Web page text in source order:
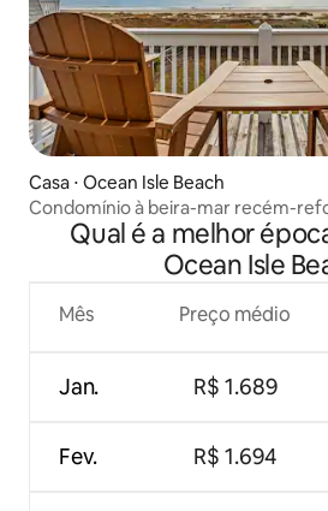
Casa ⋅ Ocean Isle Beach
Condomínio à beira-mar recém-
6 vagasQual é a melhor
Ocean Isle
Mês
Jan.
Fev.
Preço médio
R$ 1.689
R$ 1.694